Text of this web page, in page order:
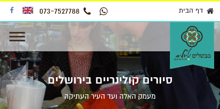
דף הבית 073-7527788
סיורים קולינריים בירושלים
מעמק האלה ועד העיר העתיקה